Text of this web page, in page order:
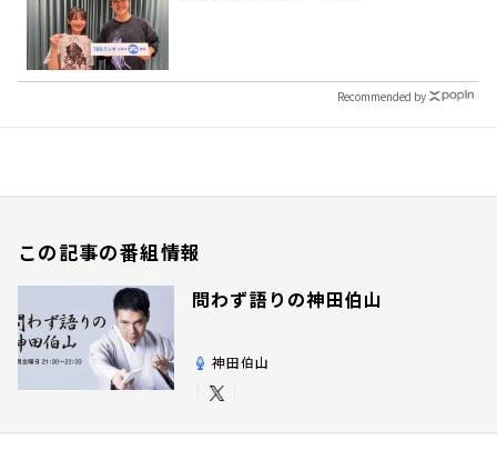
Recommended by
この記事の番組情報
問わず語りの神田伯山
神田伯山